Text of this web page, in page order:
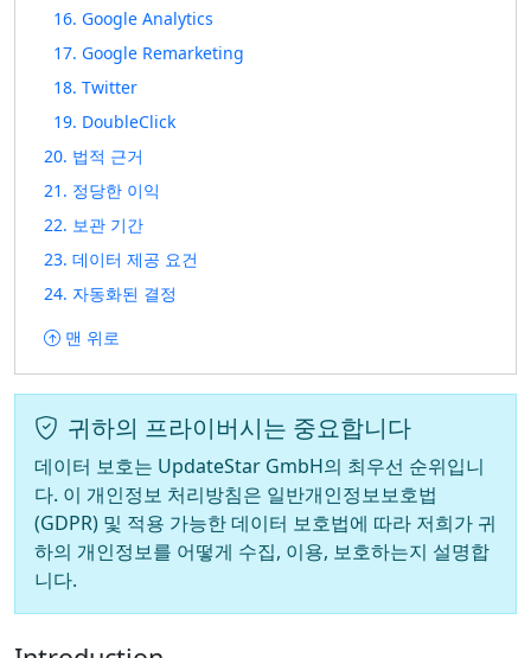
귀하의 프라이버시는 중요합니다
데이터 보호는 UpdateStar GmbH의 최우선 순위입니
다. 이 개인정보 처리방침은 일반개인정보보호법
(GDPR) 및 적용 가능한 데이터 보호법에 따라 저희가 귀
하의 개인정보를 어떻게 수집, 이용, 보호하는지 설명합
니다.
16. Google Analytics
17. Google Remarketing
18. Twitter
19. DoubleClick
20. 법적 근거
21. 정당한 이익
22. 보관 기간
23. 데이터 제공 요건
24. 자동화된 결정
맨 위로